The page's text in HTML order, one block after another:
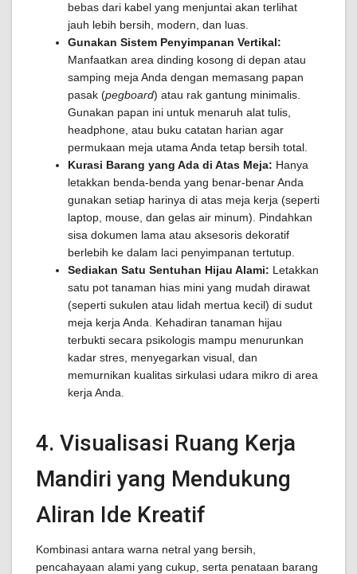
bebas dari kabel yang menjuntai akan terlihat
jauh lebih bersih, modern, dan luas.
Gunakan Sistem Penyimpanan Vertikal:
Manfaatkan area dinding kosong di depan atau
samping meja Anda dengan memasang papan
pasak (pegboard) atau rak gantung minimalis.
Gunakan papan ini untuk menaruh alat tulis,
headphone, atau buku catatan harian agar
permukaan meja utama Anda tetap bersih total.
Kurasi Barang yang Ada di Atas Meja: Hanya
letakkan benda-benda yang benar-benar Anda
gunakan setiap harinya di atas meja kerja (seperti
laptop, mouse, dan gelas air minum). Pindahkan
sisa dokumen lama atau aksesoris dekoratif
berlebih ke dalam laci penyimpanan tertutup.
Sediakan Satu Sentuhan Hijau Alami: Letakkan
satu pot tanaman hias mini yang mudah dirawat
(seperti sukulen atau lidah mertua kecil) di sudut
meja kerja Anda. Kehadiran tanaman hijau
terbukti secara psikologis mampu menurunkan
kadar stres, menyegarkan visual, dan
memurnikan kualitas sirkulasi udara mikro di area
kerja Anda.
4. Visualisasi Ruang Kerja
Mandiri yang Mendukung
Aliran Ide Kreatif
Kombinasi antara warna netral yang bersih,
pencahayaan alami yang cukup, serta penataan barang